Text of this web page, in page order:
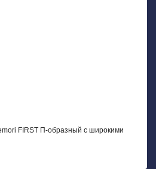
FIRST П-образный с широкими